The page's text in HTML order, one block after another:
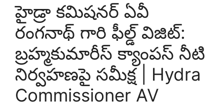
హైడ్రా కమిషనర్ ఏవీ
రంగనాథ్ గారి ఫీల్డ్ విజిట్:
బ్రహ్మకుమారీస్ క్యాంపస్ నీటి
నిర్వహణపై సమీక్ష | Hydra
Commissioner AV